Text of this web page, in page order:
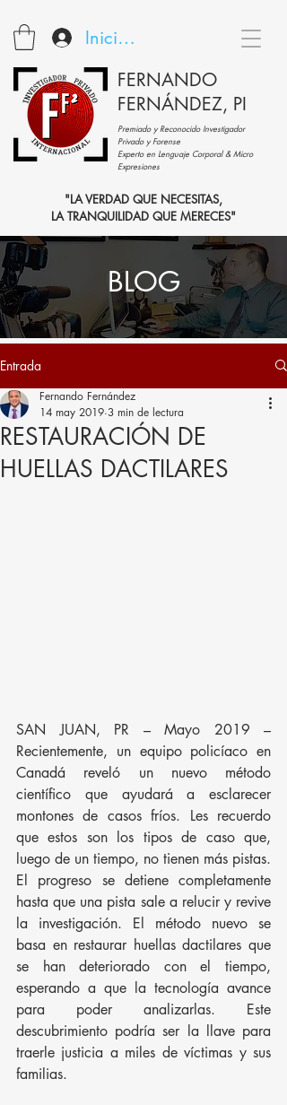
Iniciar sesión
FERNANDO
FERNÁNDEZ, PI
Premiado y Reconocido Investigador
Privado y Forense
Experto en Lenguaje Corporal & Micro
Expresiones
"LA VERDAD QUE NECESITAS,
LA TRANQUILIDAD QUE MERECES"
BLOG
Entrada
RESTAURACIÓN DE
HUELLAS DACTILARES
Fernando Fernández
14 may 2019 3 min de lectura
SAN JUAN, PR – Mayo 2019 –
Recientemente, un equipo policíaco en
Canadá reveló un nuevo método
científico que ayudará a esclarecer
montones de casos fríos. Les recuerdo
que estos son los tipos de caso que,
luego de un tiempo, no tienen más pistas.
El progreso se detiene completamente
hasta que una pista sale a relucir y revive
la investigación. El método nuevo se
basa en restaurar huellas dactilares que
se han deteriorado con el tiempo,
esperando a que la tecnología avance
para poder analizarlas. Este
descubrimiento podría ser la llave para
traerle justicia a miles de víctimas y sus
familias.